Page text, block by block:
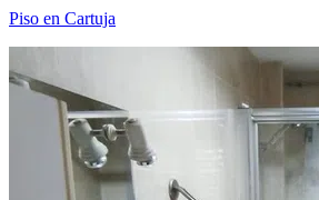
Piso en Cartuja